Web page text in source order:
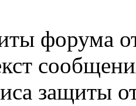
форума
защиты